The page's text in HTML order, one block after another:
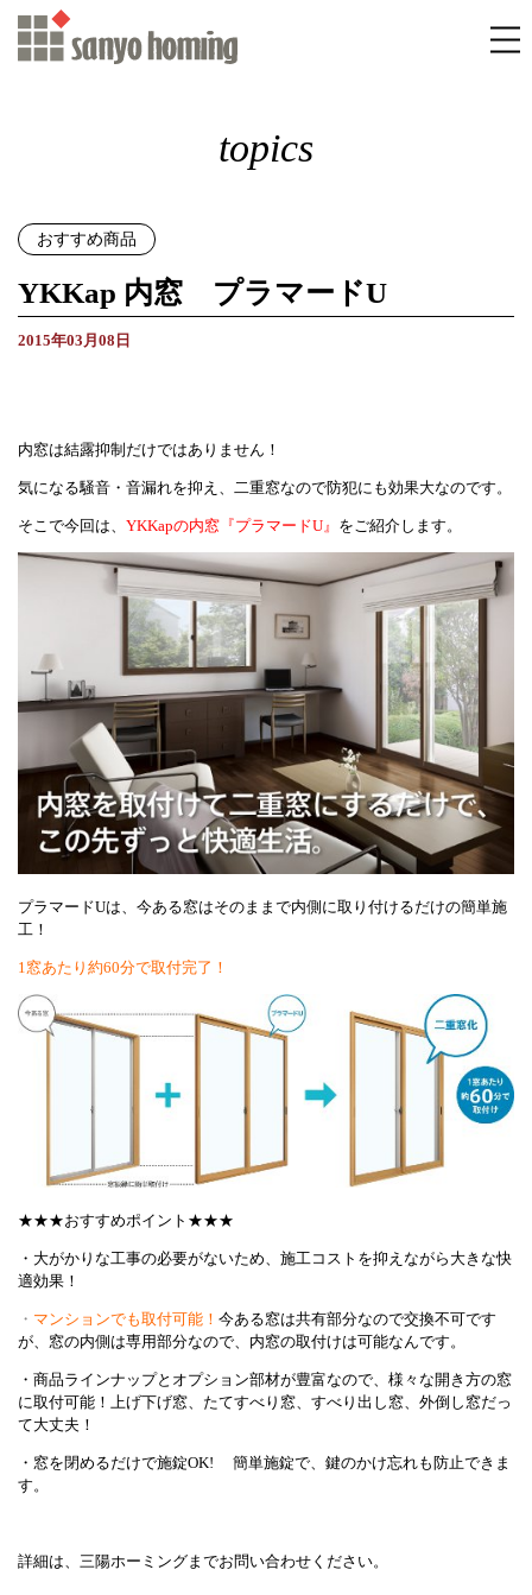
topics
おすすめ商品
YKKap 内窓 プラマードU
2015年03月08日
内窓は結露抑制だけではありません！
気になる騒音・音漏れを抑え、二重窓なので防犯にも効果大なのです。
そこで今回は、YKKapの内窓『プラマードU』 をご紹介します。
プラマードUは、今ある窓はそのままで内側に取り付けるだけの簡単施
工！
1窓あたり約60分で取付完了！
★★★おすすめポイント★★★
・大がかりな工事の必要がないため、施工コストを抑えながら大きな快
適効果！
・ マンションでも取付可能！今ある窓は共有部分なので交換不可です
が、窓の内側は専用部分なので、内窓の取付けは可能なんです。
・商品ラインナップとオプション部材が豊富なので、様々な開き方の窓
に取付可能！上げ下げ窓、たてすべり窓、すべり出し窓、外倒し窓だっ
て大丈夫！
・窓を閉めるだけで施錠OK! 簡単施錠で、鍵のかけ忘れも防止できま
す。
詳細は、三陽ホーミングまでお問い合わせください。